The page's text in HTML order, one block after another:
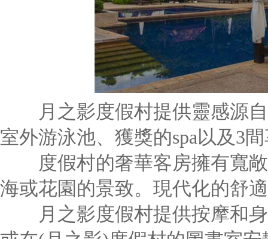
月之影度假村提供靈感源自
室外游泳池、獲獎的spa以及3
度假村的奢華客房擁有寬敞
海或花園的景致。現代化的舒
月之影度假村提供按摩和身